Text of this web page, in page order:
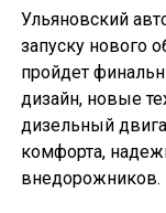
Ульяновский
запуску нового
пройдет
дизайн, новые
дизельный
комфорта,
внедорожников.